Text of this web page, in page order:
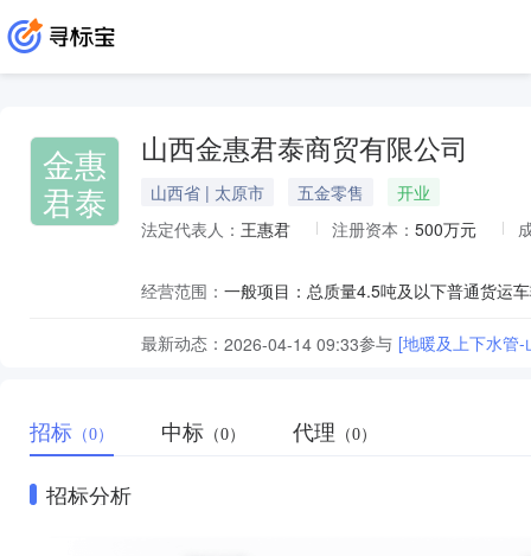
金惠
君泰
山西金惠君泰商贸有限公司
山西省 | 太原市 五金零售
开业
法定代表人： 王惠君 注册资本： 500万元
经营范围：
最新动态： 2026-04-14 09:33参与 [地暖及上下水管
招标 （0） 中标 （0） 代理 （0）
招标分析